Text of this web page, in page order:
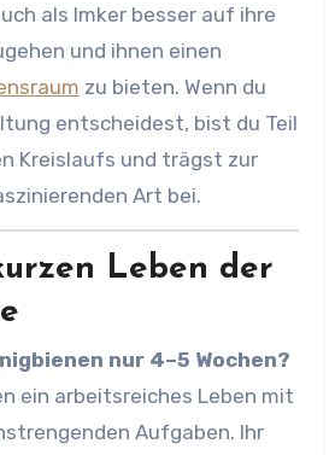
als Imker besser auf ihre
und ihnen einen
zu bieten. Wenn du
entscheidest, bist du Teil
Kreislaufs und trägst zur
Art bei.
Leben der
nur 4–5 Wochen?
ein arbeitsreiches Leben mit
Aufgaben. Ihr